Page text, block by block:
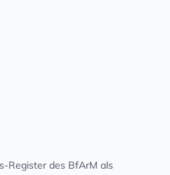
Register des BfArM als